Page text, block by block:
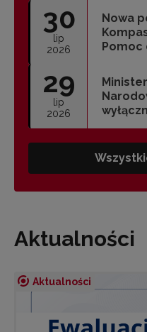
30
lip
2026
Nowa
Pomoc
29
lip
2026
Aktualności
Aktualności